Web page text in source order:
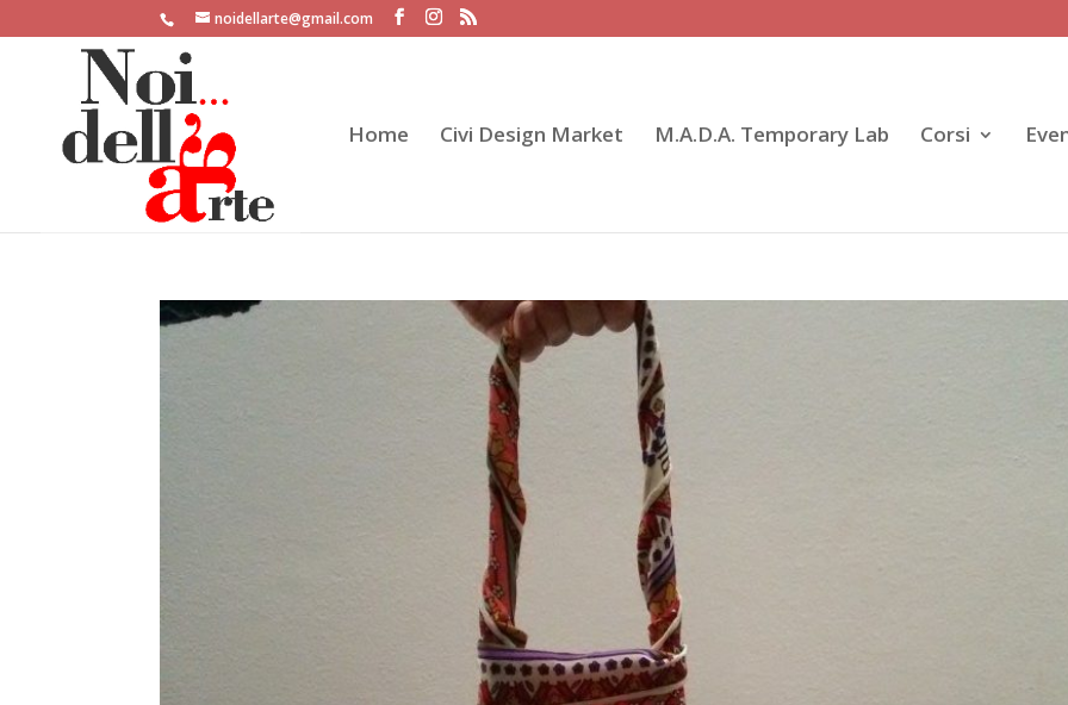
noidellarte@gmail.com
Home Civi Design Market M.A.D.A. Temporary Lab Corsi